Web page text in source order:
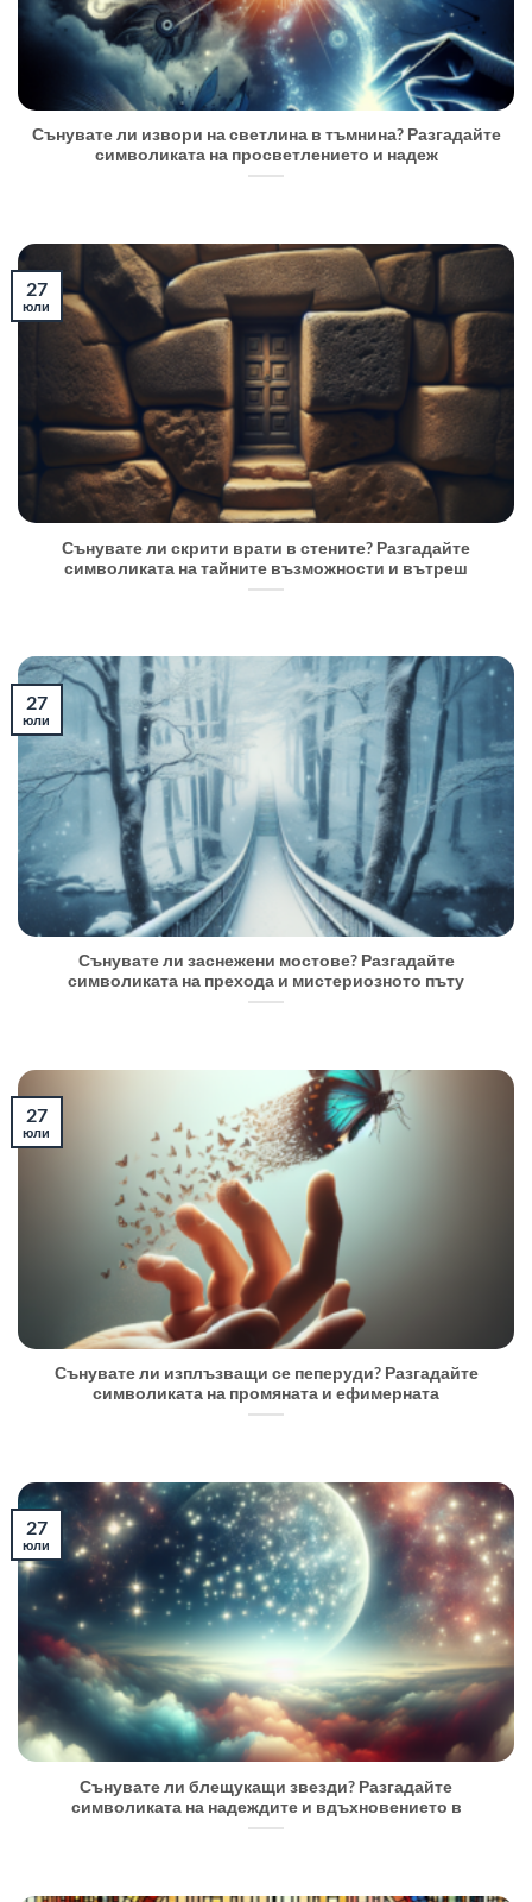
Сънувате ли извори на светлина в тъмнина? Разгадайте
символиката на просветлението и надеж
Сънувате ли скрити врати в стените? Разгадайте
символиката на тайните възможности и вътреш
27
юли
Сънувате ли заснежени мостове? Разгадайте
символиката на прехода и мистериозното пъту
27
юли
Сънувате ли изплъзващи се пеперуди? Разгадайте
символиката на промяната и ефимерната
27
юли
Сънувате ли блещукащи звезди? Разгадайте
символиката на надеждите и вдъхновението в
27
юли